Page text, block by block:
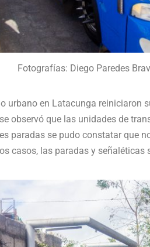
Fotografías: Diego Paredes
urbano en Latacunga reiniciaron
observó que las unidades de
paradas se pudo constatar que
casos, las paradas y señaléticas